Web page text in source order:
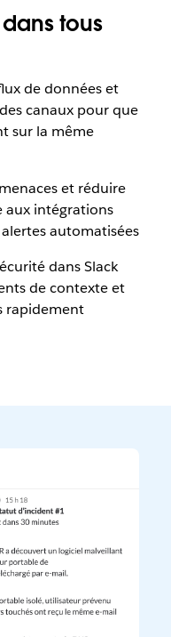
tous
de données et
canaux pour que
sur la même
et réduire
aux intégrations
alertes automatisées
dans Slack
de contexte et
rapidement